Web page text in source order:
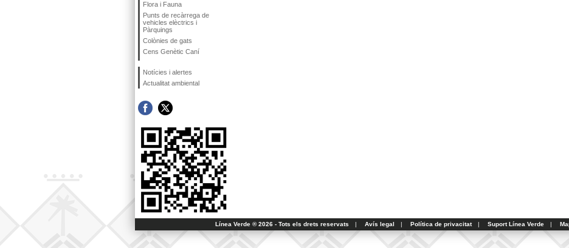
Flora i Fauna
Punts de recàrrega de
vehicles elèctrics i
Pàrquings
Colònies de gats
Cens Genètic Caní
Notícies i alertes
Actualitat ambiental
Línea Verde ® 2026 - Tots els drets reservats | Avís legal | Política de privacitat | Suport Línea Verde |